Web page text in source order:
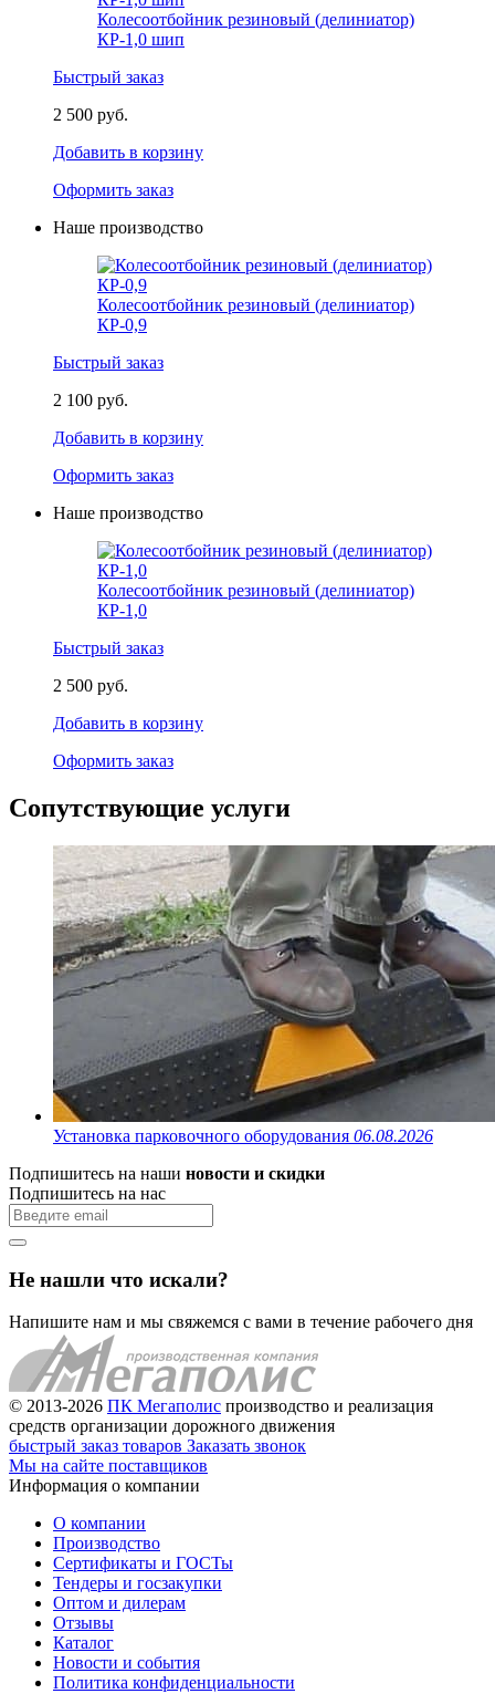
Колесоотбойник резиновый (делиниатор)
КР-1,0 шип
Быстрый заказ
2 500 руб.
Добавить в корзину
Оформить заказ
Наше производство
Колесоотбойник резиновый (делиниатор)
КР-0,9
Быстрый заказ
2 100 руб.
Добавить в корзину
Оформить заказ
Наше производство
Колесоотбойник резиновый (делиниатор)
КР-1,0
Быстрый заказ
2 500 руб.
Добавить в корзину
Оформить заказ
Сопутствующие услуги
Установка парковочного оборудования 06.08.2026
Подпишитесь на наши новости и скидки
Подпишитесь на нас
Не нашли что искали?
Напишите нам и мы свяжемся с вами в течение рабочего дня
© 2013-2026 ПК Мегаполис производство и реализация
средств организации дорожного движения
быстрый заказ товаров Заказать звонок
Мы на сайте поставщиков
Информация о компании
О компании
Производство
Сертификаты и ГОСТы
Тендеры и госзакупки
Оптом и дилерам
Отзывы
Каталог
Новости и события
Политика конфиденциальности